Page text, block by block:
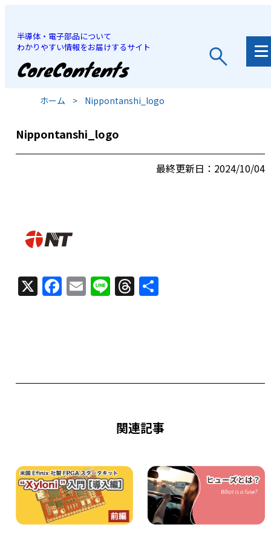
半導体・電子部品について
わかりやすい情報をお届けするサイト
JP
ホーム > Nippontanshi_logo
Nippontanshi_logo
最終更新日：2024/10/04
X F
a
o
E
m
Li
n
T
h
s
関連記事